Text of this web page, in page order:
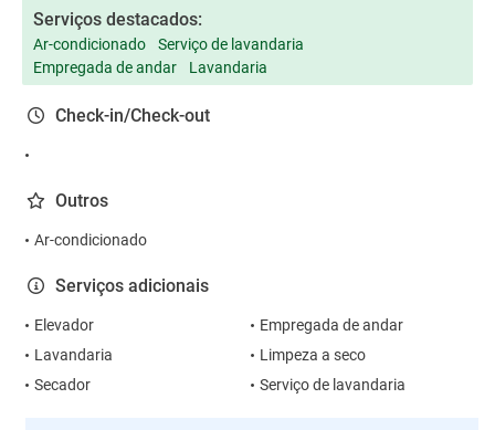
Serviços destacados:
Ar-condicionado
Serviço de lavandaria
Empregada de andar
Lavandaria
Check-in/Check-out
Outros
Ar-condicionado
Serviços adicionais
Elevador
Empregada de andar
Lavandaria
Limpeza a seco
Secador
Serviço de lavandaria